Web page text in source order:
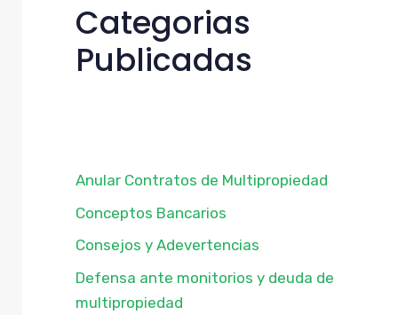
Categorias
Publicadas
Anular Contratos de Multipropiedad
Conceptos Bancarios
Consejos y Adevertencias
Defensa ante monitorios y deuda de
multipropiedad